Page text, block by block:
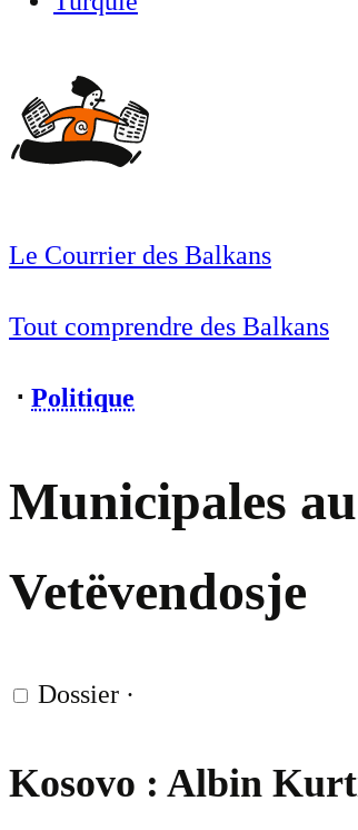
Le Courrier des Balkans
Tout comprendre des Balkans
⋅ Politique
Municipales
Vetëvendosje
Dossier ·
Kosovo : Albin